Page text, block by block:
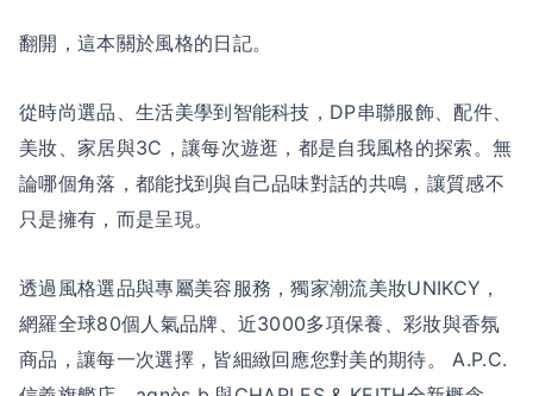
翻開，這本關於風格的日記。
從時尚選品、生活美學到智能科技，DP串聯服飾、配件、
美妝、家居與3C，讓每次遊逛，都是自我風格的探索。無
論哪個角落，都能找到與自己品味對話的共鳴，讓質感不
只是擁有，而是呈現。
透過風格選品與專屬美容服務，獨家潮流美妝UNIKCY，
網羅全球80個人氣品牌、近3000多項保養、彩妝與香氛
商品，讓每一次選擇，皆細緻回應您對美的期待。 A.P.C.